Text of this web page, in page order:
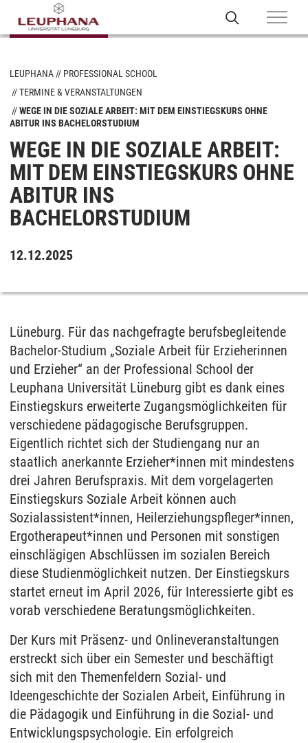
LEUPHANA
PROFESSIONAL SCHOOL
TERMINE & VERANSTALTUNGEN
WEGE IN DIE SOZIALE ARBEIT: MIT DEM EINSTIEGSKURS OHNE
ABITUR INS BACHELORSTUDIUM
WEGE IN DIE SOZIALE ARBEIT:
MIT DEM EINSTIEGSKURS OHNE
ABITUR INS
BACHELORSTUDIUM
12.12.2025
Lüneburg. Für das nachgefragte berufsbegleitende
Bachelor-Studium „Soziale Arbeit für Erzieherinnen
und Erzieher“ an der Professional School der
Leuphana Universität Lüneburg gibt es dank eines
Einstiegskurs erweiterte Zugangsmöglichkeiten für
verschiedene pädagogische Berufsgruppen.
Eigentlich richtet sich der Studiengang nur an
staatlich anerkannte Erzieher*innen mit mindestens
drei Jahren Berufspraxis. Mit dem vorgelagerten
Einstiegskurs Soziale Arbeit können auch
Sozialassistent*innen, Heilerziehungspfleger*innen,
Ergotherapeut*innen und Personen mit sonstigen
einschlägigen Abschlüssen im sozialen Bereich
diese Studienmöglichkeit nutzen. Der Einstiegskurs
startet erneut im April 2026, für Interessierte gibt es
vorab verschiedene Beratungsmöglichkeiten.
Der Kurs mit Präsenz- und Onlineveranstaltungen
erstreckt sich über ein Semester und beschäftigt
sich mit den Themenfeldern Sozial- und
Ideengeschichte der Sozialen Arbeit, Einführung in
die Pädagogik und Einführung in die Sozial- und
Entwicklungspsychologie. Ein erfolgreich